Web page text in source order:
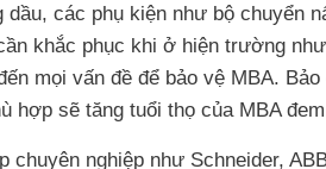
các phụ kiện như bộ chuyển
khắc phục khi ở hiện trường
mọi vấn đề để bảo vệ MBA.
sẽ tăng tuổi thọ của MBA
nghiệp như Schneider,